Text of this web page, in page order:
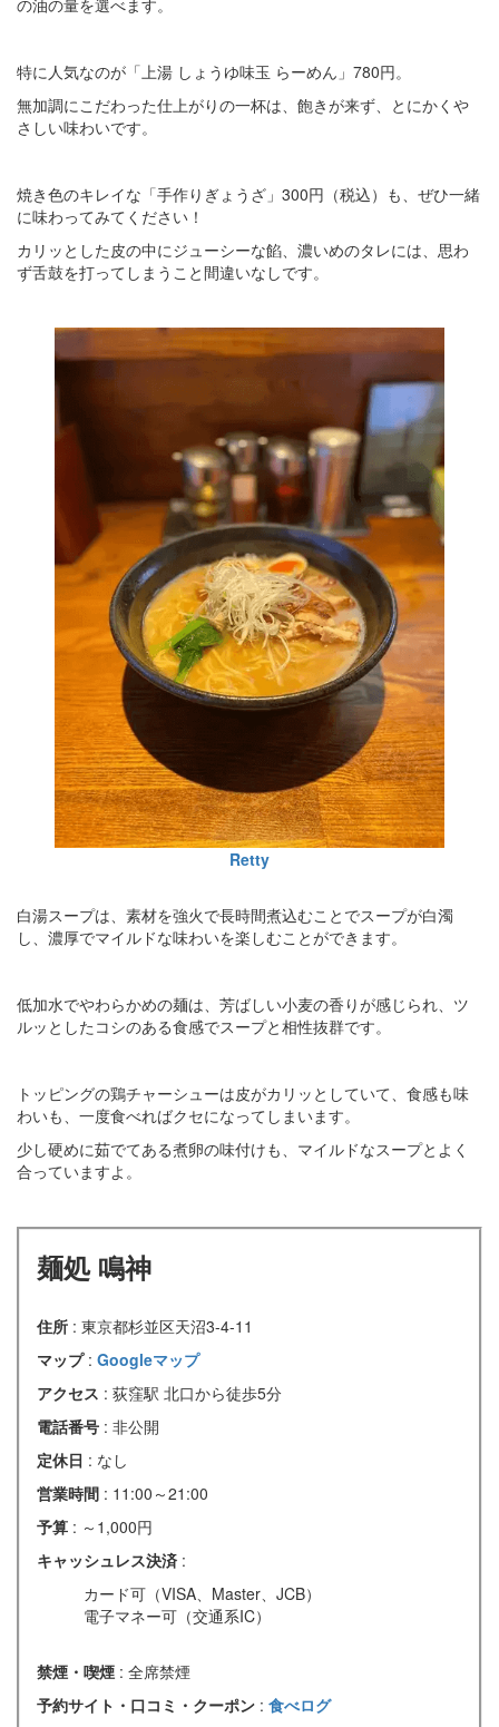
の油の量を選べます。
特に人気なのが「上湯 しょうゆ味玉 らーめん」780円。
無加調にこだわった仕上がりの一杯は、飽きが来ず、とにかくや
さしい味わいです。
焼き色のキレイな「手作りぎょうざ」300円（税込）も、ぜひ一緒
に味わってみてください！
カリッとした皮の中にジューシーな餡、濃いめのタレには、思わ
ず舌鼓を打ってしまうこと間違いなしです。
Retty
白湯スープは、素材を強火で長時間煮込むことでスープが白濁
し、濃厚でマイルドな味わいを楽しむことができます。
低加水でやわらかめの麺は、芳ばしい小麦の香りが感じられ、ツ
ルッとしたコシのある食感でスープと相性抜群です。
トッピングの鶏チャーシューは皮がカリッとしていて、食感も味
わいも、一度食べればクセになってしまいます。
少し硬めに茹でてある煮卵の味付けも、マイルドなスープとよく
合っていますよ。
麺処 鳴神
住所 : 東京都杉並区天沼3-4-11
マップ : Googleマップ
アクセス : 荻窪駅 北口から徒歩5分
電話番号 : 非公開
定休日 : なし
営業時間 : 11:00～21:00
予算 : ～1,000円
キャッシュレス決済 :
カード可（VISA、Master、JCB）
電子マネー可（交通系IC）
禁煙・喫煙 : 全席禁煙
予約サイト・口コミ・クーポン : 食べログ